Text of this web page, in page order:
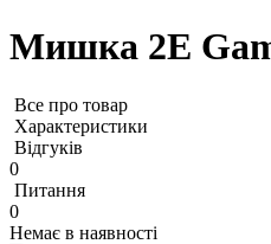
Мишка 2E
Все про товар
Характеристики
Відгуків
0
Питання
0
Немає в наявності